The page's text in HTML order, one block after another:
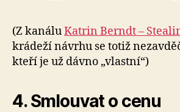
(Z kanáluKatrin Berndt –
krádeží návrhu se totiž
kteří je už dávno „vlastní“)
4. Smlouvat o cenu